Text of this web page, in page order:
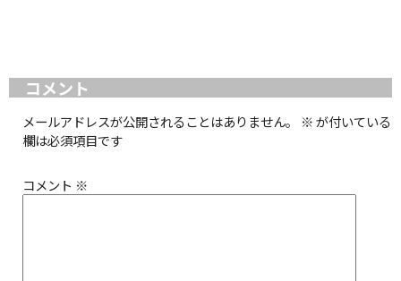
コメント
メールアドレスが公開されることはありません。 ※が付いている
欄は必須項目です
コメント ※